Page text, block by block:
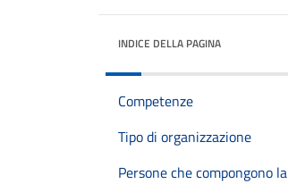
INDICE DELLA PAGINA
Competenze
Tipo di organizzazione
Persone che compongono la